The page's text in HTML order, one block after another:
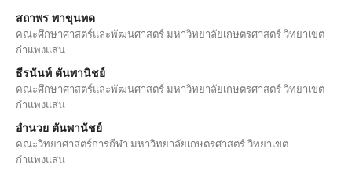
สถาพร พาขุนทด
คณะศึกษาศาสตร์และพัฒนศาสตร์ มหาวิทยาลัยเกษตรศาสตร์ วิทยาเขต
กำแพงแสน
ธีรนันท์ ตันพานิชย์
คณะศึกษาศาสตร์และพัฒนศาสตร์ มหาวิทยาลัยเกษตรศาสตร์ วิทยาเขต
กำแพงแสน
อำนวย ตันพานัชย์
คณะวิทยาศาสตร์การกีฬา มหาวิทยาลัยเกษตรศาสตร์ วิทยาเขต
กำแพงแสน